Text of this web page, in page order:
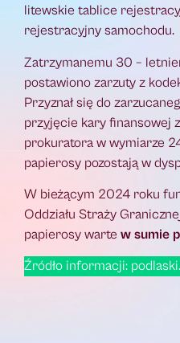
litewskie tablice
rejestracyjny samochodu.
Zatrzymanemu 30 –
postawiono zarzuty z
Przyznał się do
przyjęcie kary finansowej
prokuratora w wymiarze
papierosy pozostają w
W bieżącym 2024 roku
Oddziału Straży
papierosy warte w sumie
Źródło informacji: